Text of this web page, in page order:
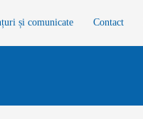
și comunicate Contact